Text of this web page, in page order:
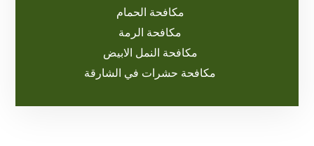
مكافحة الحمام
مكافحة الرمة
مكافحة النمل الابيض
مكافحة حشرات في الشارقة